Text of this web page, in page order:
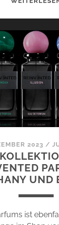
2023 /
UND
ist